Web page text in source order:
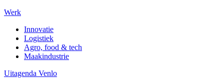
Werk
Innovatie
Logistiek
Agro, food & tech
Maakindustrie
Uitagenda Venlo